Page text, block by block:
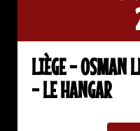
LIÈGE - OSMAN
- LE HANGAR